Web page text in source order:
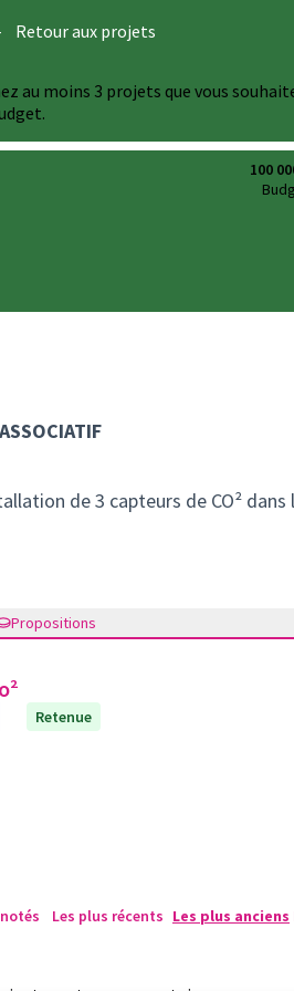
Retour aux projets
au moins 3 projets que vous
100
de 3 capteurs de CO² dans
Propositions
Retenue
Les plus récents Les plus anciens